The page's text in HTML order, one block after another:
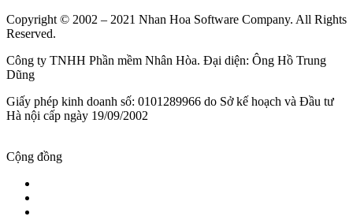
Copyright © 2002 – 2021 Nhan Hoa Software Company. All Rights
Reserved.
Công ty TNHH Phần mềm Nhân Hòa. Đại diện: Ông Hồ Trung
Dũng
Giấy phép kinh doanh số: 0101289966 do Sở kế hoạch và Đầu tư
Hà nội cấp ngày 19/09/2002
Cộng đồng